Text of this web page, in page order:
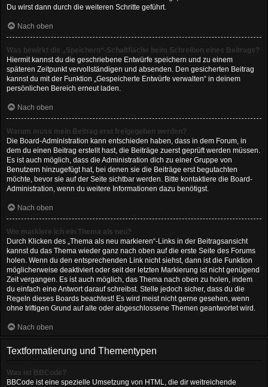
Du wirst dann durch die weiteren Schritte geführt.
Nach oben
Was bewirkt die „Speichern“-Schaltfläche beim Schreiben eines Beitrags?
Hiermit kannst du die geschriebene Entwürfe speichern und zu einem
späteren Zeitpunkt vervollständigen und absenden. Den gesicherten Beitrag
kannst du mit der Funktion „Gespeicherte Entwürfe verwalten“ in deinem
persönlichen Bereich erneut laden.
Nach oben
Warum muss mein Beitrag erst freigegeben werden?
Die Board-Administration kann entschieden haben, dass in dem Forum, in
dem du einen Beitrag erstellt hast, die Beiträge zuerst geprüft werden müssen.
Es ist auch möglich, dass die Administration dich zu einer Gruppe von
Benutzern hinzugefügt hat, bei denen sie die Beiträge erst begutachten
möchte, bevor sie auf der Seite sichtbar werden. Bitte kontaktiere die Board-
Administration, wenn du weitere Informationen dazu benötigst.
Nach oben
Wie markiere ich ein Thema als neu?
Durch Klicken des „Thema als neu markieren“-Links in der Beitragsansicht
kannst du das Thema wieder ganz nach oben auf die erste Seite des Forums
holen. Wenn du den entsprechenden Link nicht siehst, dann ist die Funktion
möglicherweise deaktiviert oder seit der letzten Markierung ist nicht genügend
Zeit vergangen. Es ist auch möglich, das Thema nach oben zu holen, indem
du einfach eine Antwort darauf schreibst. Stelle jedoch sicher, dass du die
Regeln dieses Boards beachtest! Es wird meist nicht gerne gesehen, wenn
ohne triftigen Grund auf alte oder abgeschlossene Themen geantwortet wird.
Nach oben
Textformatierung und Thementypen
Was ist BBCode?
BBCode ist eine spezielle Umsetzung von HTML, die dir weitreichende